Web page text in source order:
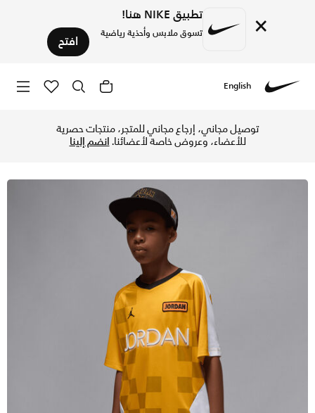
× تطبيق NIKE هنا!
تسوق ملابس وأحذية رياضية افتح
English
توصيل مجاني، إرجاع مجاني للمتجر، منتجات حصرية
للأعضاء، وعروض خاصة لأعضائنا.انضم إلينا